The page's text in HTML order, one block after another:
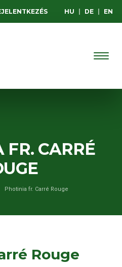
HU DE EN
FR. CARRÉ
Photinia fr. Carré Rouge
Rouge